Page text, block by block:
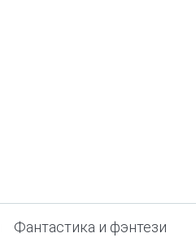
Фантастика и фэнтези